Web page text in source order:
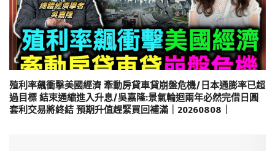
殖利率飆衝擊美國經濟 牽動房貸車貸崩盤危機/日本通膨率已超
過目標 結束通縮進入升息/吳嘉隆:景氣輪迴兩年必然完借日圓
套利交易將終結 預期升值趕緊買回補滿｜20260808｜